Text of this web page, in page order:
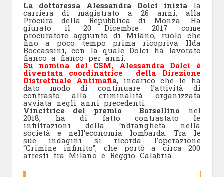
La dottoressa Alessandra Dolci iniziala
carriera di magistrato a 26 anni, alla
Procura della Repubblica di Monza. Ha
giurato il 20 Dicembre 2017 come
procuratore aggiunto di Milano, ruolo che
fino a poco tempo prima ricopriva Ilda
Boccassini, con la quale Dolci ha lavorato
fianco a fianco per anni.
Su nomina del CSM, Alessandra Dolci è
diventata coordinatrice della Direzione
Distrettuale Antimafia, incarico che le ha
dato modo di continuare l’attività di
contrasto alla criminalità organizzata
avviata negli anni precedenti.
Vincitrice del premio Borsellino nel
2018, ha di fatto contrastato le
infiltrazioni della ‘ndrangheta nella
società e nell’economia lombarda. Tra le
sue indagini si ricorda l’operazione
“Crimine infinito”, che portò a circa 200
arresti tra Milano e Reggio Calabria.